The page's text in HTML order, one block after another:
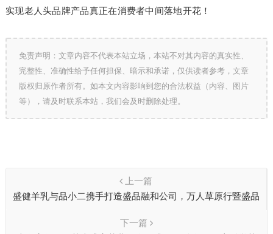
实现老人头品牌产品真正在消费者中间落地开花！
免责声明：文章内容不代表本站立场，本站不对其内容的真实性、
完整性、准确性给予任何担保、暗示和承诺，仅供读者参考，文章
版权归原作者所有。如本文内容影响到您的合法权益（内容、图片
等），请及时联系本站，我们会及时删除处理。
上一篇
盛健羊乳与品小二携手打造盛品融和公司，万⼈草原行暨盛品
下一篇